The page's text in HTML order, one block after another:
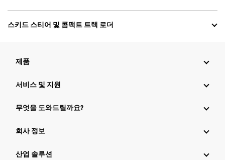
스키드 스티어 및 콤팩트 트랙 로더
제품
서비스 및 지원
무엇을 도와드릴까요?
회사 정보
산업 솔루션